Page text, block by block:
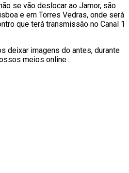
se vão deslocar ao Jamor, são
e em Torres Vedras, onde será
que terá transmissão no Canal 1
deixar imagens do antes, durante
meios online...